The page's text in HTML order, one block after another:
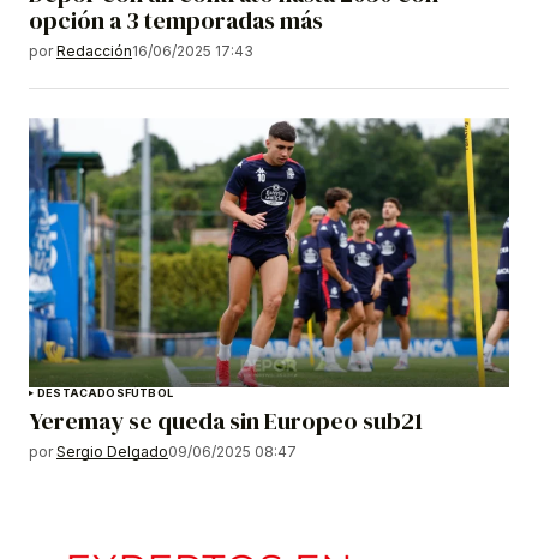
opción a 3 temporadas más
por Redacción16/06/2025 17:43
DESTACADOSFÚTBOL
Yeremay se queda sin Europeo sub21
por Sergio Delgado09/06/2025 08:47